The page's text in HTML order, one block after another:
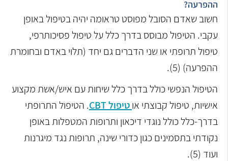
ההפרעה?
חשוב שאדם הסובל מפוסט טראומה יהיה בטיפול באופן
עקבי. הטיפול מבוסס בדרך כלל על טיפול פסיכותרפי,
טיפול תרופתי או שני הדברים גם יחד (תלוי באדם ובחומרת
ההפרעה) (5).
הטיפול הנפשי כולל בדרך כלל שיחות עם איש/אשת מקצוע
אישיות, טיפול קבוצתי אוטיפול CBT
. הטיפול התרופתי
בדרך-כלל כולל נוגדי דיכאון ותרופות המטפלות באופן
נקודתי בתסמינים כגון כדורי שינה, תרופות נגד מיגרנות
ועוד (5).